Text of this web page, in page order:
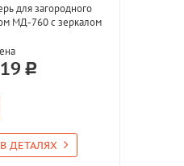
для загородного
МД-760 с зеркалом
ДЕТАЛЯХ